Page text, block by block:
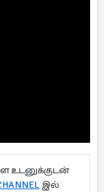
உடனுக்குடன்
இல்